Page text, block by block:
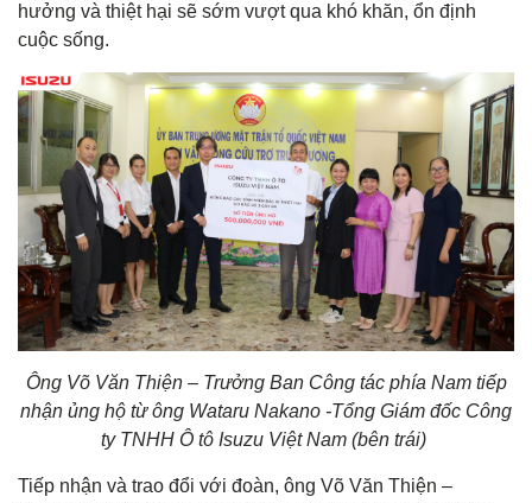
hưởng và thiệt hại sẽ sớm vượt qua khó khăn, ổn định
cuộc sống.
Ông Võ Văn Thiện – Trưởng Ban Công tác phía Nam tiếp
nhận ủng hộ từ ông Wataru Nakano -Tổng Giám đốc Công
ty TNHH Ô tô Isuzu Việt Nam (bên trái)
Tiếp nhận và trao đổi với đoàn, ông Võ Văn Thiện –